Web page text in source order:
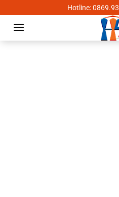
to
content
Hotline: